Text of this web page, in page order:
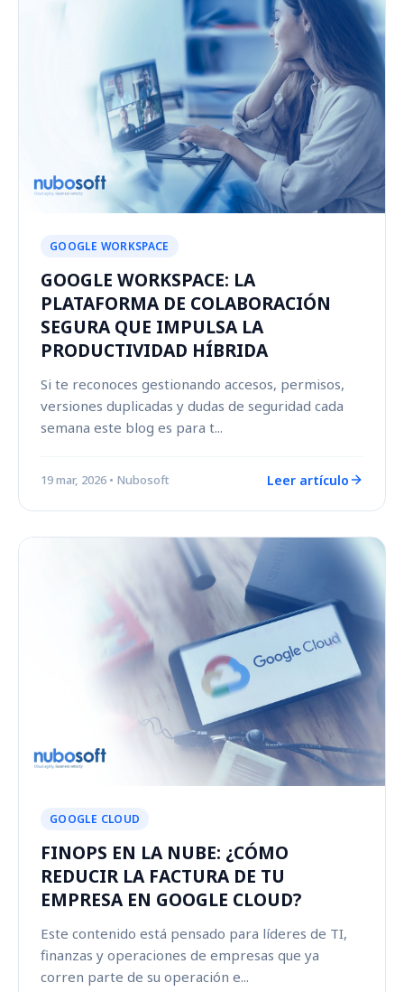
GOOGLE WORKSPACE
GOOGLE WORKSPACE: LA
PLATAFORMA DE COLABORACIÓN
SEGURA QUE IMPULSA LA
PRODUCTIVIDAD HÍBRIDA
Si te reconoces gestionando accesos, permisos,
versiones duplicadas y dudas de seguridad cada
semana este blog es para t...
19 mar, 2026 • Nubosoft Leer artículo
GOOGLE CLOUD
FINOPS EN LA NUBE: ¿CÓMO
REDUCIR LA FACTURA DE TU
EMPRESA EN GOOGLE CLOUD?
Este contenido está pensado para líderes de TI,
finanzas y operaciones de empresas que ya
corren parte de su operación e...